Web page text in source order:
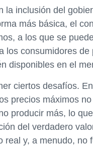
inclusión del
más básica, el
a los que se
los consumidores de
disponibles en el
ciertos desafíos.
precios máximos
producir más, lo
del verdadero
y, a menudo, no